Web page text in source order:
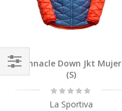
Pinnacle Down Jkt Mujer
(S)
Rating:
La Sportiva
Comprar
Por